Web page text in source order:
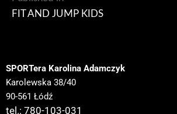
FIT AND JUMP KIDS
SPORTera Karolina Adamczyk
Karolewska 38/40
90-561 Łódź
tel.: 780-103-031